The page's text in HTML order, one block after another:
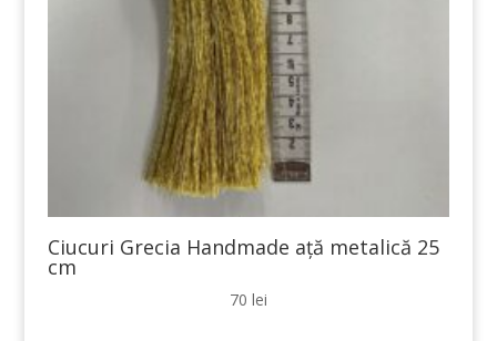
Ciucuri Grecia Handmade ață metalică 25
cm
70 lei